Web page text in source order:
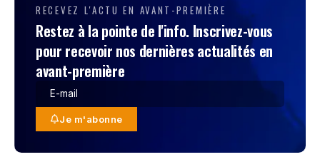
RECEVEZ L'ACTU EN AVANT-PREMIÈRE
Restez à la pointe de l'info. Inscrivez-vous
pour recevoir nos dernières actualités en
avant-première
Je m'abonne